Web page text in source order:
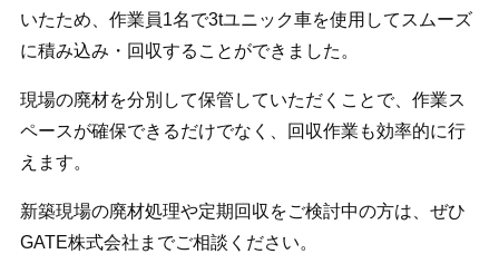
いたため、作業員1名で3tユニック車を使用してスムーズ
に積み込み・回収することができました。
現場の廃材を分別して保管していただくことで、作業ス
ペースが確保できるだけでなく、回収作業も効率的に行
えます。
新築現場の廃材処理や定期回収をご検討中の方は、ぜひ
GATE株式会社までご相談ください。